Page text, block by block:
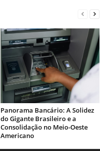
Panorama Bancário: A Solidez
do Gigante Brasileiro e a
Consolidação no Meio-Oeste
Americano